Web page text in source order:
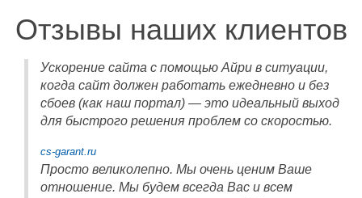
Отзывы наших клиентов
Ускорение сайта с помощью Айри в ситуации,
когда сайт должен работать ежедневно и без
сбоев (как наш портал) — это идеальный выход
для быстрого решения проблем со скоростью.
cs-garant.ru
Просто великолепно. Мы очень ценим Ваше
отношение. Мы будем всегда Вас и всем